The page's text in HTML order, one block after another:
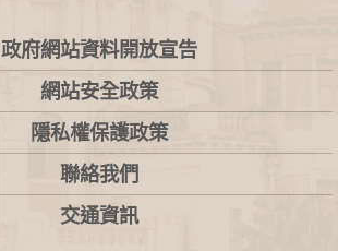
政府網站資料開放宣告
網站安全政策
隱私權保護政策
聯絡我們
交通資訊